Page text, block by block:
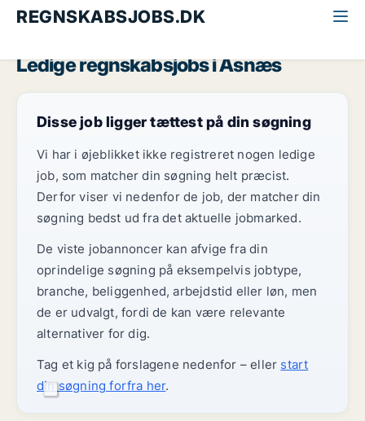
REGNSKABSJOBS.DK
Ledige regnskabsjobs i Asnæs
Disse job ligger tættest på din søgning
Vi har i øjeblikket ikke registreret nogen ledige
job, som matcher din søgning helt præcist.
Derfor viser vi nedenfor de job, der matcher din
søgning bedst ud fra det aktuelle jobmarked.
De viste jobannoncer kan afvige fra din
oprindelige søgning på eksempelvis jobtype,
branche, beliggenhed, arbejdstid eller løn, men
de er udvalgt, fordi de kan være relevante
alternativer for dig.
Tag et kig på forslagene nedenfor – eller start
din søgning forfra her.